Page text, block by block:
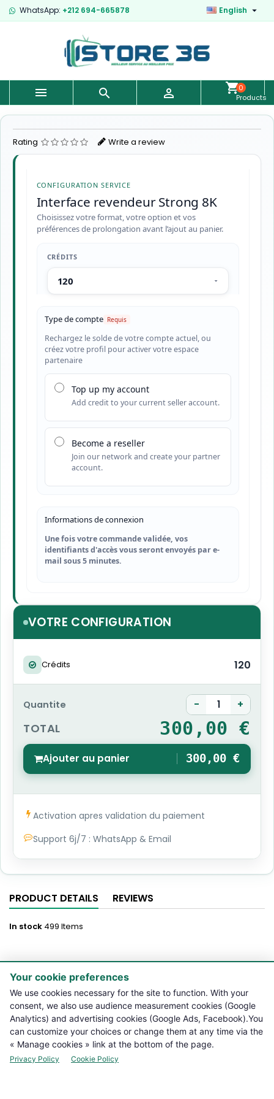
Your cookie preferences
We use cookies necessary for the site to function. With your
consent, we also use audience measurement cookies (Google
Analytics) and advertising cookies (Google Ads, Facebook).You
can customize your choices or change them at any time via the
« Manage cookies » link at the bottom of the page.
Privacy Policy Cookie Policy
WhatsApp: +212 694-665878 English 
  
0
Products
-
€0.00
Rating Write a review
CONFIGURATION SERVICE
Interface revendeur Strong 8K
Choisissez votre format, votre option et vos
préférences de prolongation avant l’ajout au panier.
CRÉDITS
Type de compte
Rechargez le solde de votre compte actuel, ou
créez votre profil pour activer votre espace
partenaire
Top up my account
Add credit to your current seller account.
Become a reseller
Join our network and create your partner
account.
Informations de connexion
Une fois votre commande validée, vos
identifiants d'accès vous seront envoyés par e-
mail sous 5 minutes.
VOTRE CONFIGURATION
Crédits 120
Quantite - +
TOTAL 300,00 €
Ajouter au panier 300,00 €
Activation apres validation du paiement
Support 6j/7 : WhatsApp & Email
PRODUCT DETAILS REVIEWS
In stock 499 Items
PRODUCTS
NOTRE BOUTIQUE 
LEGAL INFORMATION 